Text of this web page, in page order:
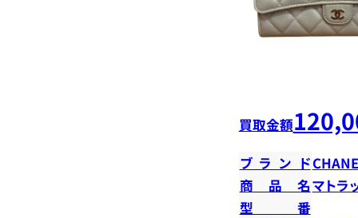
買取金額
ブランド
商品名マト
型番